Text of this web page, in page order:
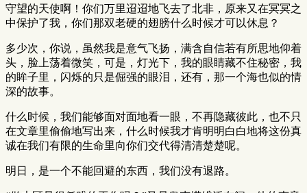
守望的天使啊！你们万里迢迢地飞去了北非，原来又在冥冥之
中保护了我，你们那双老硬的翅膀什么时候才可以休息？
多少次，你说，虽然我是意气飞扬，满含自信若有所思地仰着
头，脸上荡着微笑，可是，灯光下，我的眼睛藏不住秘密，我
的眸子里，闪烁的只是倔强的眼泪，还有，那一个海也似的情
深的故事。
什么时候，我们能够面对面地看一眼，不再隐藏彼此，也不只
在文章里偷偷地写出来，什么时候我才肯明明白白地将这份真
诚在我们有限的生命里向你们交代得清清楚楚呢。
明日，是一个不能回避的东西，我们没有退路。